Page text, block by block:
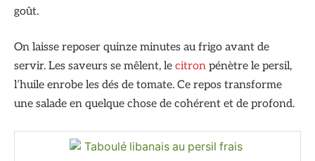
goût.
On laisse reposer quinze minutes au frigo avant de
servir. Les saveurs se mêlent, le citron pénètre le persil,
l’huile enrobe les dés de tomate. Ce repos transforme
une salade en quelque chose de cohérent et de profond.